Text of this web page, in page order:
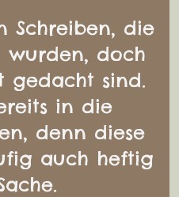
Schreiben, die
wurden, doch
gedacht sind.
in die
denn diese
auch heftig